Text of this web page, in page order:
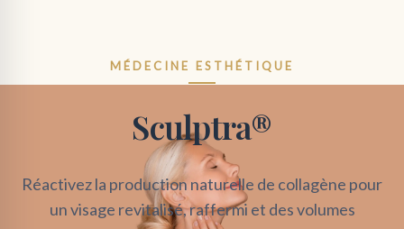
MÉDECINE ESTHÉTIQUE
Sculptra®
Réactivez la production naturelle de collagène pour
un visage revitalisé, raffermi et des volumes